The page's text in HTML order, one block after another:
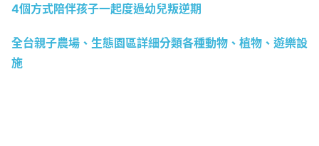
4個方式陪伴孩子一起度過幼兒叛逆期
全台親子農場、生態園區詳細分類各種動物、植物、遊樂設
施